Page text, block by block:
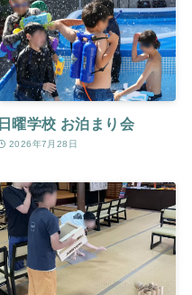
日曜学校 お泊まり会
2026年7月28日